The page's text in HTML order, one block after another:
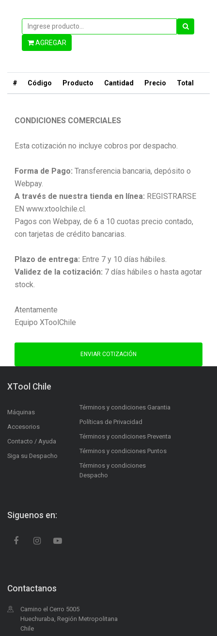
AGREGAR
# Código Producto Cantidad Precio Total
CONDICIONES COMERCIALES
Esta cotización no incluye cobros por despacho.
Forma de Pago: Transferencia bancaria, depósito o
Webpay.
A través de nuestra tienda en línea: REGISTRARSE
EN www.xtoolchile.cl.
Pagos con Webpay, de 6 a 10 cuotas precio contado,
con tarjetas de crédito bancarias.
Plazo de entrega: Entre 7 y 10 días hábiles.
Validez de la cotización: 7 días hábiles o hasta agotar
stock.
Atentamente
Equipo XToolChile
ENVIAR COTIZACIÓN
XTool Chile
Máquinas
Accesorios
Contacto / Ayuda
Siga su Despacho
Términos y condiciones Garantia
Políticas de Privacidad
Términos y condiciones Preventa
Términos y condiciones Puntos
Términos y condiciones
Despacho
Siguenos en:
Contactanos
Camino el Cerro 5005
Huechuraba, Región Metropolitana
Chile